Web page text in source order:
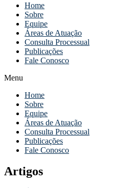
Home
Sobre
Equipe
Áreas de Atuação
Consulta Processual
Publicações
Fale Conosco
Menu
Home
Sobre
Equipe
Áreas de Atuação
Consulta Processual
Publicações
Fale Conosco
Artigos